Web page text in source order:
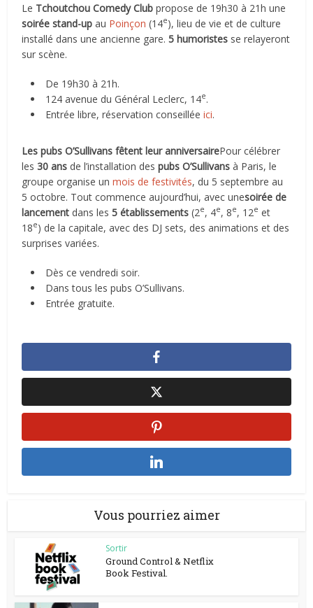
Le Tchoutchou Comedy Clubpropose de 19h30 à 21h une
soirée stand-upau Poinçon (14e), lieu de vie et de culture
installé dans une ancienne gare.5 humoristes se relayeront
sur scène.
De 19h30 à 21h.
124 avenue du Général Leclerc, 14e.
Entrée libre, réservation conseilléeici.
Les pubs O’Sullivans fêtent leur anniversairePour célébrer
les30 ans de l’installation despubs O’Sullivans à Paris, le
groupe organise unmois de festivités, du 5 septembre au
5 octobre. Tout commence aujourd’hui, avec unesoirée de
lancement dans les5 établissements (2e, 4e, 8e, 12e et
18e) de la capitale, avec des DJ sets, des animations et des
surprises variées.
Dès ce vendredi soir.
Dans tous les pubs O’Sullivans.
Entrée gratuite.
Vous pourriez aimer
Sortir
Ground Control & Netflix
Book Festival.